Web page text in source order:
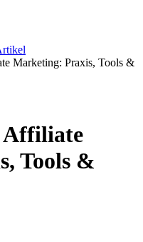
Marketing: Praxis, Tools &
Affiliate
Tools &